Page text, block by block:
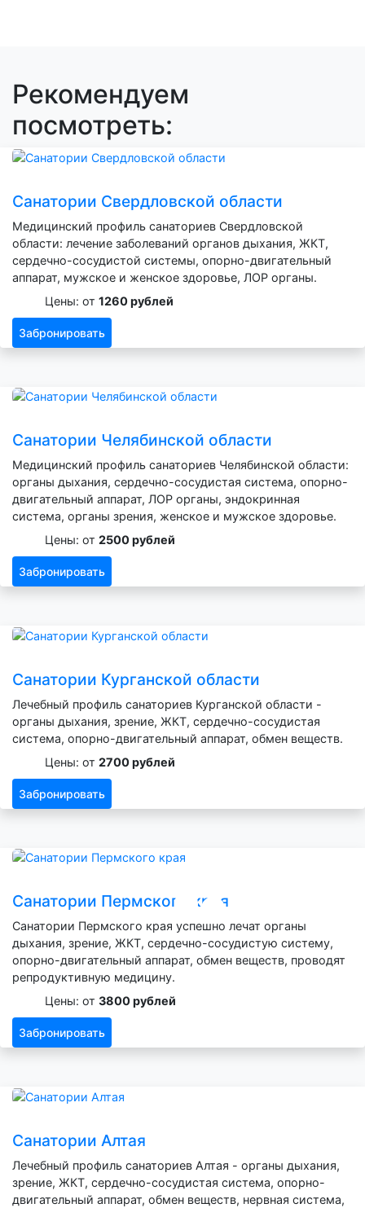
Рекомендуем
посмотреть:
Санатории Свердловской области
Медицинский профиль санаториев Свердловской
области: лечение заболеваний органов дыхания, ЖКТ,
сердечно-сосудистой системы, опорно-двигательный
аппарат, мужское и женское здоровье, ЛОР органы.
Цены: от 1260 рублей
Забронировать
Санатории Челябинской области
Медицинский профиль санаториев Челябинской области:
органы дыхания, сердечно-сосудистая система, опорно-
двигательный аппарат, ЛОР органы, эндокринная
система, органы зрения, женское и мужское здоровье.
Цены: от 2500 рублей
Забронировать
Санатории Курганской области
Лечебный профиль санаториев Курганской области -
органы дыхания, зрение, ЖКТ, сердечно-сосудистая
система, опорно-двигательный аппарат, обмен веществ.
Цены: от 2700 рублей
Забронировать
Санатории Пермского края
Санатории Пермского края успешно лечат органы
дыхания, зрение, ЖКТ, сердечно-сосудистую систему,
опорно-двигательный аппарат, обмен веществ, проводят
репродуктивную медицину.
Цены: от 3800 рублей
Забронировать
Санатории Алтая
Лечебный профиль санаториев Алтая - органы дыхания,
зрение, ЖКТ, сердечно-сосудистая система, опорно-
двигательный аппарат, обмен веществ, нервная система,